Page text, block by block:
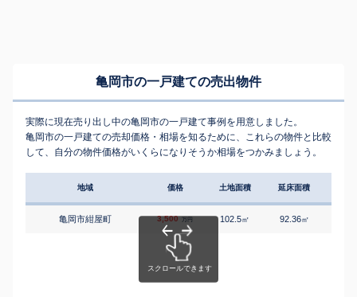
亀岡市の一戸建ての売出物件
実際に現在売り出し中の亀岡市の一戸建て事例を用意しました。
亀岡市の一戸建ての売却価格・相場を知るために、これらの物件と比較
して、自分の物件価格がいくらになりそうか相場をつかみましょう。
地域 価格 土地面積 延床面積
亀岡市紺屋町 3,500 万円 102.5㎡ 92.36㎡